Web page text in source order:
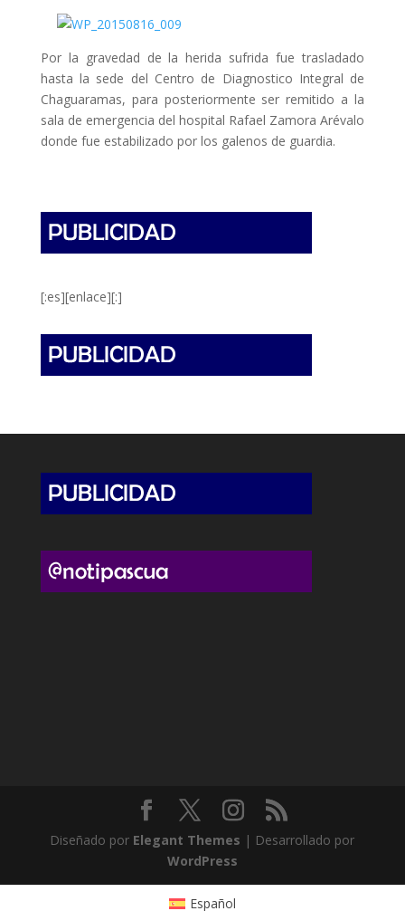
Por la gravedad de la herida sufrida fue trasladado
hasta la sede del Centro de Diagnostico Integral de
Chaguaramas, para posteriormente ser remitido a la
sala de emergencia del hospital Rafael Zamora Arévalo
donde fue estabilizado por los galenos de guardia.
[:es][enlace][:]
Diseñado por Elegant Themes | Desarrollado por
WordPress
Español